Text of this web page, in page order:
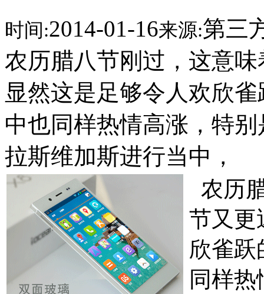
时间:2014-01-16来源:第三
农历腊八节刚过，这意
显然这是足够令人欢欣
中也同样热情高涨，特
拉斯维加斯进行当中，
农历
节又更
欣雀跃
同样